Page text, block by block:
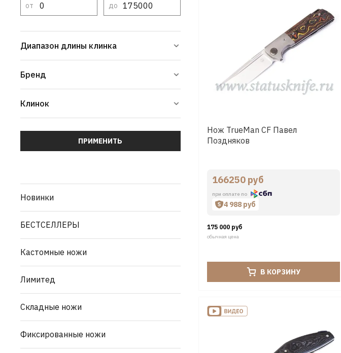
Нож TrueMan CF Павел
Поздняков
166250 руб
при оплате по
4 988 руб
175 000 руб
обычная цена
В КОРЗИНУ
от до
Диапазон длины клинка
Бренд
Клинок
ПРИМЕНИТЬ
Новинки
БЕСТСЕЛЛЕРЫ
Кастомные ножи
Лимитед
Складные ножи
Фиксированные ножи